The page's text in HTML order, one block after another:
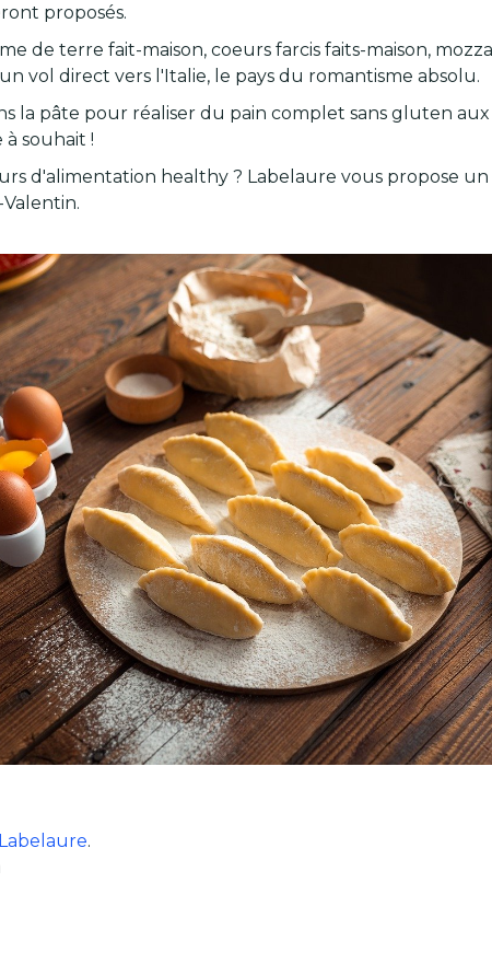
proposés.
de terre fait-maison, coeurs farcis faits-maison,
vol direct vers l'Italie, le pays du romantisme absolu.
la pâte pour réaliser du pain complet sans gluten
souhait !
d'alimentation healthy ? Labelaure vous propose
.